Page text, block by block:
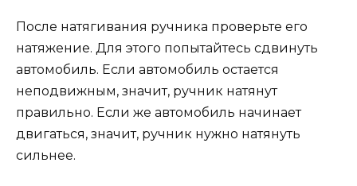
После натягивания ручника проверьте его
натяжение. Для этого попытайтесь сдвинуть
автомобиль. Если автомобиль остается
неподвижным, значит, ручник натянут
правильно. Если же автомобиль начинает
двигаться, значит, ручник нужно натянуть
сильнее.